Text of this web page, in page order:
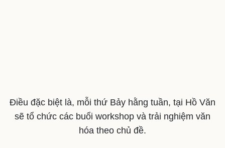
Điều đặc biệt là, mỗi thứ Bảy hằng tuần, tại Hồ Văn
sẽ tổ chức các buổi workshop và trải nghiệm văn
hóa theo chủ đề.